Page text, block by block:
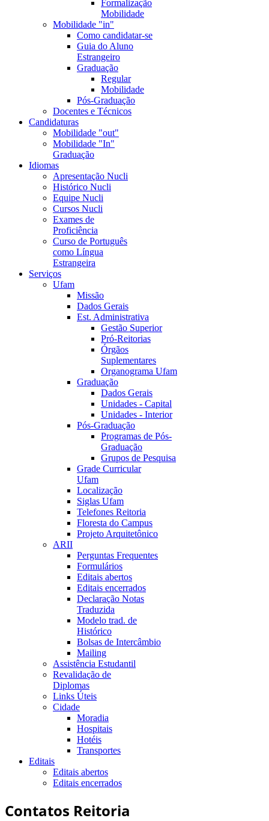
Formalização
Mobilidade
Mobilidade "in"
Como candidatar-se
Guia do Aluno
Estrangeiro
Graduação
Regular
Mobilidade
Pós-Graduação
Docentes e Técnicos
Candidaturas
Mobilidade "out"
Mobilidade "In"
Graduação
Idiomas
Apresentação Nucli
Histórico Nucli
Equipe Nucli
Cursos Nucli
Exames de
Proficiência
Curso de Português
como Língua
Estrangeira
Serviços
Ufam
Missão
Dados Gerais
Est. Administrativa
Gestão Superior
Pró-Reitorias
Órgãos
Suplementares
Organograma Ufam
Graduação
Dados Gerais
Unidades - Capital
Unidades - Interior
Pós-Graduação
Programas de Pós-
Graduação
Grupos de Pesquisa
Grade Curricular
Ufam
Localização
Siglas Ufam
Telefones Reitoria
Floresta do Campus
Projeto Arquitetônico
ARII
Perguntas Frequentes
Formulários
Editais abertos
Editais encerrados
Declaração Notas
Traduzida
Modelo trad. de
Histórico
Bolsas de Intercâmbio
Mailing
Assistência Estudantil
Revalidação de
Diplomas
Links Úteis
Cidade
Moradia
Hospitais
Hotéis
Transportes
Editais
Editais abertos
Editais encerrados
Contatos Reitoria